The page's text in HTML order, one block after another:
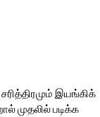
இயங்கிக்
முதலில் படிக்க